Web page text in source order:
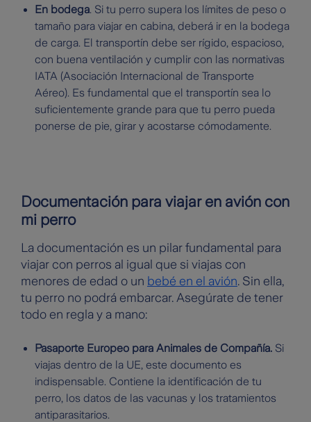
En bodega. Si tu perro supera los límites de peso o
tamaño para viajar en cabina, deberá ir en la bodega
de carga. El transportín debe ser rígido, espacioso,
con buena ventilación y cumplir con las normativas
IATA (Asociación Internacional de Transporte
Aéreo). Es fundamental que el transportín sea lo
suficientemente grande para que tu perro pueda
ponerse de pie, girar y acostarse cómodamente.
Documentación para viajar en avión con
mi perro
La documentación es un pilar fundamental para
viajar con perros al igual que si viajas con
menores de edad o un bebé en el avión. Sin ella,
tu perro no podrá embarcar. Asegúrate de tener
todo en regla y a mano:
Pasaporte Europeo para Animales de Compañía. Si
viajas dentro de la UE, este documento es
indispensable. Contiene la identificación de tu
perro, los datos de las vacunas y los tratamientos
antiparasitarios.